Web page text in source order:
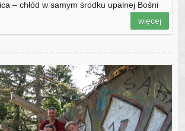
– chłód w samym środku upalnej Bośni
więcej